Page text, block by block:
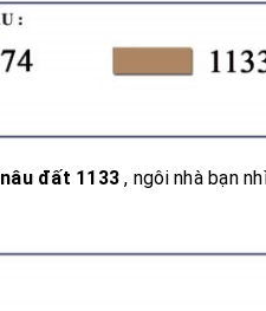
nâu đất 1133 , ngôi nhà bạn